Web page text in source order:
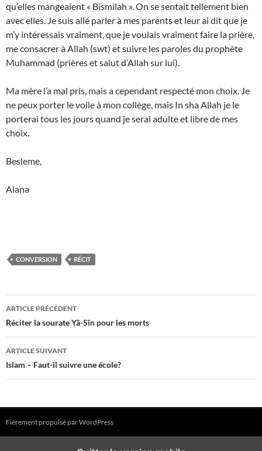
qu’elles mangeaient « Bismilah ». On se sentait tellement bien
avec elles. Je suis allé parler à mes parents et leur ai dit que je
m’y intéressais vraiment, que je voulais vraiment faire la prière,
me consacrer à Allah (swt) et suivre les paroles du prophète
Muhammad (prières et salut d’Allah sur lui).
Ma mère l’a mal pris, mais a cependant respecté mon choix. Je
ne peux porter le voile à mon collège, mais In sha Allah je le
porterai tous les jours quand je serai adulte et libre de mes
choix.
Besleme,
Alana
CONVERSION RÉCIT
Navigation
des
articles
ARTICLE PRÉCÉDENT
Réciter la sourate Yâ-Sîn pour les morts
ARTICLE SUIVANT
Islam – Faut-il suivre une école?
Fièrement propulsé par WordPress